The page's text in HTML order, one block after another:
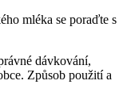
mléka se poraďte s
dávkování,
Způsob použití a